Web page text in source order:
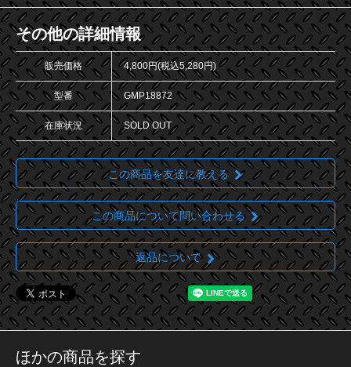
その他の詳細情報
販売価格 4,800円(税込5,280円)
型番 GMP18872
在庫状況 SOLD OUT
この商品を友達に教える
この商品について問い合わせる
返品について
ほかの商品を探す